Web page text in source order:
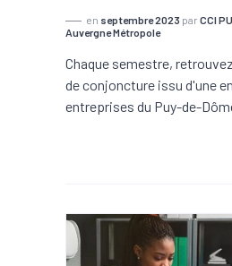
en septembre 2023 par CCI
Auvergne Métropole
Chaque semestre,
de conjoncture issu d'une
entreprises du Puy-de-